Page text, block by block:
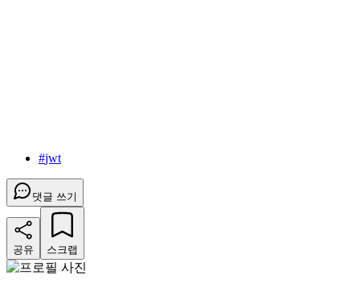
#jwt
댓글 쓰기
공유 스크랩